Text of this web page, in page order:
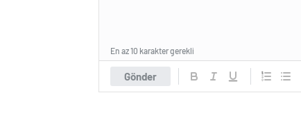
Gönder
En az 10 karakter gerekli